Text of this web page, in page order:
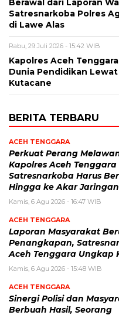
Berawal dari Laporan
Satresnarkoba Polres
di Lawe Alas
Rabu, 29 Juli 2026 - 15:42 WIB
Kapolres Aceh
Dunia Pendidikan Lewat
Kutacane
BERITA TERBARU
ACEH TENGGARA
Perkuat Perang
Kapolres Aceh Tenggara
Satresnarkoba Harus
Hingga ke Akar Jaringan
Kamis, 6 Agu 2026 - 16:47 WIB
ACEH TENGGARA
Laporan Masyarakat
Penangkapan,
Aceh Tenggara Ungkap
Kamis, 6 Agu 2026 - 15:48 WIB
ACEH TENGGARA
Sinergi Polisi dan
Berbuah Hasil, Seorang